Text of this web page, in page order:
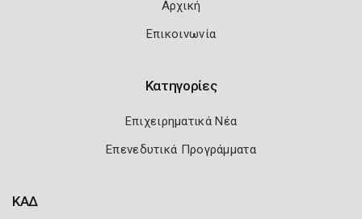
Αρχική
Επικοινωνία
Κατηγορίες
Επιχειρηματικά Νέα
Επενεδυτικά Προγράμματα
ΚΑΔ